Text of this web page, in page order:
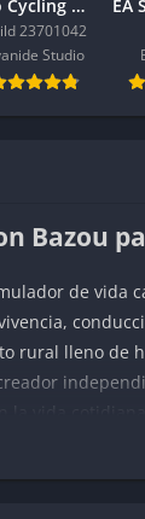
Pro Cycling Manager 26
23701042
Studio
Bazou
de vida
rural lleno de
un coche